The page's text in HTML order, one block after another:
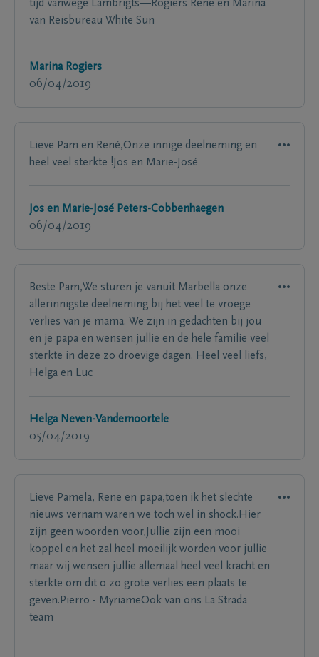
tijd vanwege Lambrigts—Rogiers Rene en Marina
van Reisbureau White Sun
Marina Rogiers
06/04/2019
Lieve Pam en René,Onze innige deelneming en
heel veel sterkte !Jos en Marie-José
Jos en Marie-José Peters-Cobbenhaegen
06/04/2019
Beste Pam,We sturen je vanuit Marbella onze
allerinnigste deelneming bij het veel te vroege
verlies van je mama. We zijn in gedachten bij jou
en je papa en wensen jullie en de hele familie veel
sterkte in deze zo droevige dagen. Heel veel liefs,
Helga en Luc
Helga Neven-Vandemoortele
05/04/2019
Lieve Pamela, Rene en papa,toen ik het slechte
nieuws vernam waren we toch wel in shock.Hier
zijn geen woorden voor,Jullie zijn een mooi
koppel en het zal heel moeilijk worden voor jullie
maar wij wensen jullie allemaal heel veel kracht en
sterkte om dit o zo grote verlies een plaats te
geven.Pierro - MyriameOok van ons La Strada
team